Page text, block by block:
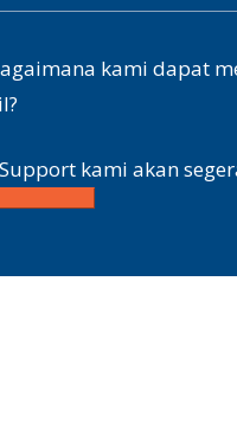
kami dapat
kami akan